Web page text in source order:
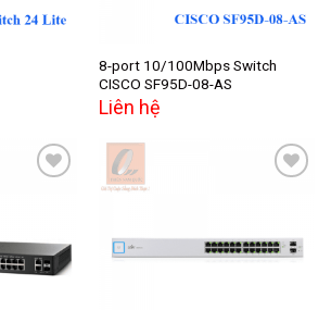
8-port 10/100Mbps Switch
CISCO SF95D-08-AS
Liên hệ
wishlist
wishlist